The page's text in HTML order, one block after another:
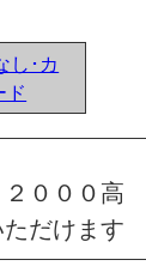
し･カ
ド
００高
だけます